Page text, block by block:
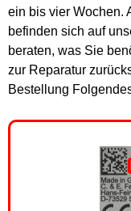
ein bis vier Wochen.
befinden sich auf
beraten, was Sie
zur Reparatur
Bestellung